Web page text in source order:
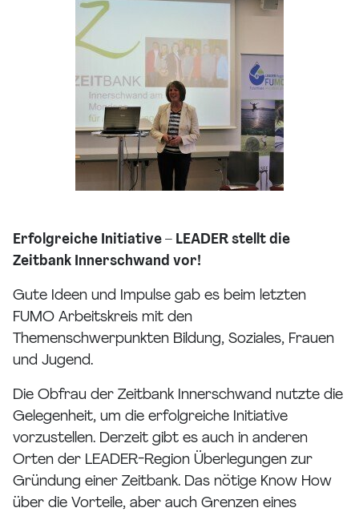
Erfolgreiche Initiative – LEADER stellt die
Zeitbank Innerschwand vor!
Gute Ideen und Impulse gab es beim letzten
FUMO Arbeitskreis mit den
Themenschwerpunkten Bildung, Soziales, Frauen
und Jugend.
Die Obfrau der Zeitbank Innerschwand nutzte die
Gelegenheit, um die erfolgreiche Initiative
vorzustellen. Derzeit gibt es auch in anderen
Orten der LEADER-Region Überlegungen zur
Gründung einer Zeitbank. Das nötige Know How
über die Vorteile, aber auch Grenzen eines